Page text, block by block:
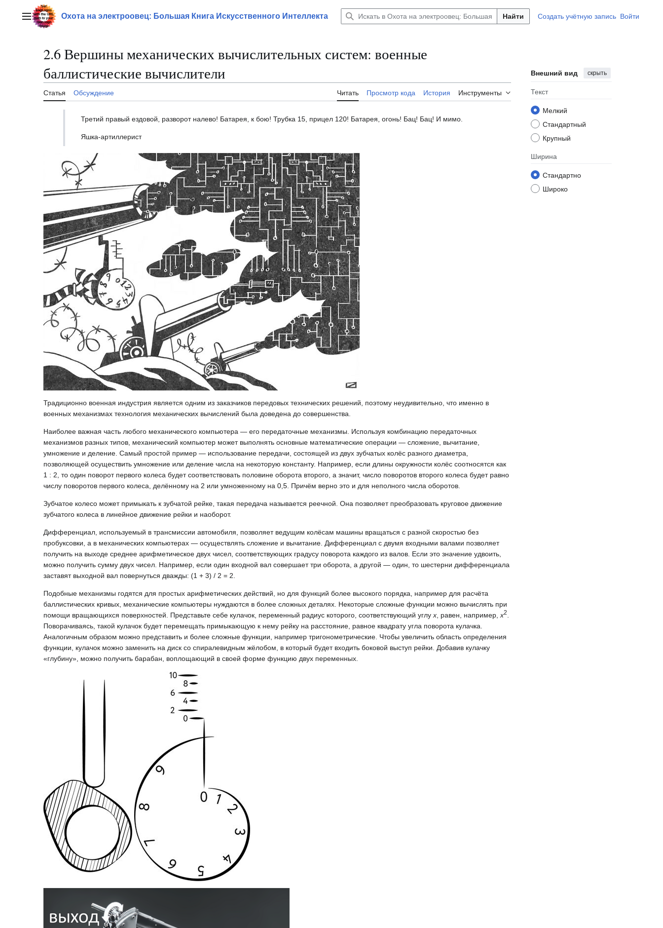
содержаниюГлавное менюОхота на электроовец: Большая Книга Искусственного Интеллекта Найти Создать учётную запись Войти
2.6 Вершины механических вычислительных систем: военные
баллистические вычислители
Статья Обсуждение Читать Просмотр кода История Инструменты
Внешний вид скрыть
Текст
Мелкий
Стандартный
Крупный
Ширина
Стандартно
Широко
Третий правый ездовой, разворот налево! Батарея, к бою! Трубка 15, прицел 120! Батарея, огонь! Бац! Бац! И мимо.
Яшка-артиллерист
Традиционно военная индустрия является одним из заказчиков передовых технических решений, поэтому неудивительно, что именно в
военных механизмах технология механических вычислений была доведена до совершенства.
Наиболее важная часть любого механического компьютера — его передаточные механизмы. Используя комбинацию передаточных
механизмов разных типов, механический компьютер может выполнять основные математические операции — сложение, вычитание,
умножение и деление. Самый простой пример — использование передачи, состоящей из двух зубчатых колёс разного диаметра,
позволяющей осуществить умножение или деление числа на некоторую константу. Например, если длины окружности колёс соотносятся как
1 : 2, то один поворот первого колеса будет соответствовать половине оборота второго, а значит, число поворотов второго колеса будет равно
числу поворотов первого колеса, делённому на 2 или умноженному на 0,5. Причём верно это и для неполного числа оборотов.
Зубчатое колесо может примыкать к зубчатой рейке, такая передача называется реечной. Она позволяет преобразовать круговое движение
зубчатого колеса в линейное движение рейки и наоборот.
Дифференциал, используемый в трансмиссии автомобиля, позволяет ведущим колёсам машины вращаться с разной скоростью без
пробуксовки, а в механических компьютерах — осуществлять сложение и вычитание. Дифференциал с двумя входными валами позволяет
получить на выходе среднее арифметическое двух чисел, соответствующих градусу поворота каждого из валов. Если это значение удвоить,
можно получить сумму двух чисел. Например, если один входной вал совершает три оборота, а другой — один, то шестерни дифференциала
заставят выходной вал повернуться дважды: (1 + 3) / 2 = 2.
Подобные механизмы годятся для простых арифметических действий, но для функций более высокого порядка, например для расчёта
баллистических кривых, механические компьютеры нуждаются в более сложных деталях. Некоторые сложные функции можно вычислять при
помощи вращающихся поверхностей. Представьте себе кулачок, переменный радиус которого, соответствующий углу x , равен, например, x2
Поворачиваясь, такой кулачок будет перемещать примыкающую к нему рейку на расстояние, равное квадрату угла поворота кулачка.
Аналогичным образом можно представить и более сложные функции, например тригонометрические. Чтобы увеличить область определения
функции, кулачок можно заменить на диск со спиралевидным жёлобом, в который будет входить боковой выступ рейки. Добавив кулачку
«глубину», можно получить барабан, воплощающий в своей форме функцию двух переменных.